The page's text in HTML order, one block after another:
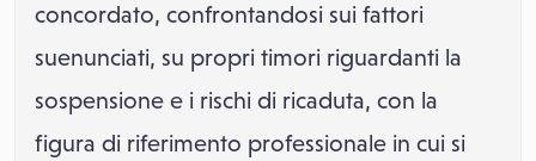
concordato, confrontandosi sui fattori
suenunciati, su propri timori riguardanti la
sospensione e i rischi di ricaduta, con la
figura di riferimento professionale in cui si